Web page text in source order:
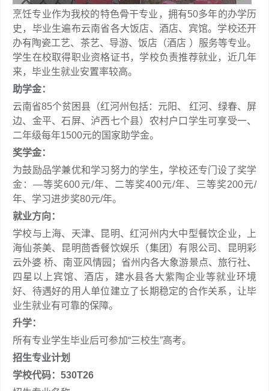
烹饪专业作为我校的特色骨干专业，拥有50多年的办学历
史，毕业生遍布云南省各大饭店、酒店、宾馆。学校还开
办有陶瓷工艺、茶艺、导游、饭店（酒店 ）服务等专业。
学生在校取得职业资格证书，学校负责推荐就业，近几年
来，毕业生就业安置率较高。
助学金：
云南省85个贫困县（红河州包括：元阳、 红河、绿春、屏
边、金平、石屏、泸西七个县）农村户口学生可享受一、
二年级每年1500元的国家助学金。
奖学金：
为鼓励品学兼优和学习努力的学生，学校还专门设了奖学
金：—等奖600元/年、二等奖400元/年、三等奖200元/
年、学习进步奖80元/年。
就业方向：
学校与上海、天津、昆明、红河州内大中型餐饮企业，上
海仙茶美、昆明茴香餐饮娱乐（集团）有限公司、昆明彩
云外婆 桥、南亚风情园；省州内各大象游景点、旅行社、
四星以上宾馆、酒店，建水县各大紫陶企业等就业环境
好、待遇好的用人单位建立了长期稳定的合作关系，让毕
业生就业有可靠的保障。
升学：
所有专业学生毕业后可参加“三校生”高考。
招生专业计划
学校代码：530T26